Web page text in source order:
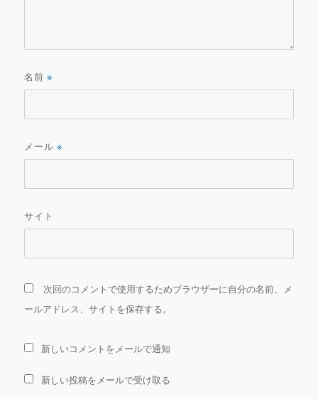
名前※
メール※
サイト
次回のコメントで使用するためブラウザーに自分の名前、メ
ールアドレス、サイトを保存する。
新しいコメントをメールで通知
新しい投稿をメールで受け取る